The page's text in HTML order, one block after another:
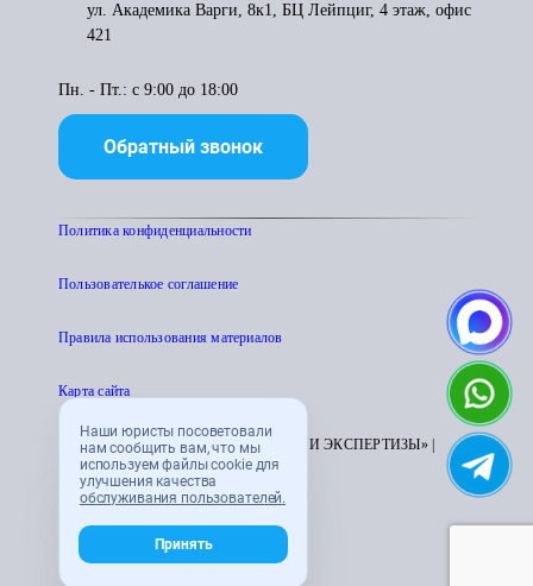
Наши юристы посоветовали
нам сообщить вам, что мы
используем файлы cookie для
улучшения качества
обслуживания пользователей.
Принять
ул. Академика Варги, 8к1, БЦ Лейпциг, 4 этаж, офис
421
Пн. - Пт.: с 9:00 до 18:00
Обратный звонок
Политика конфиденциальности
Пользователькое соглашение
Правила использования материалов
Карта сайта
© 1995 - 2026 «ЦЕНТР АТТЕСТАЦИИ И ЭКСПЕРТИЗЫ» |
CENTRATTEK.RU